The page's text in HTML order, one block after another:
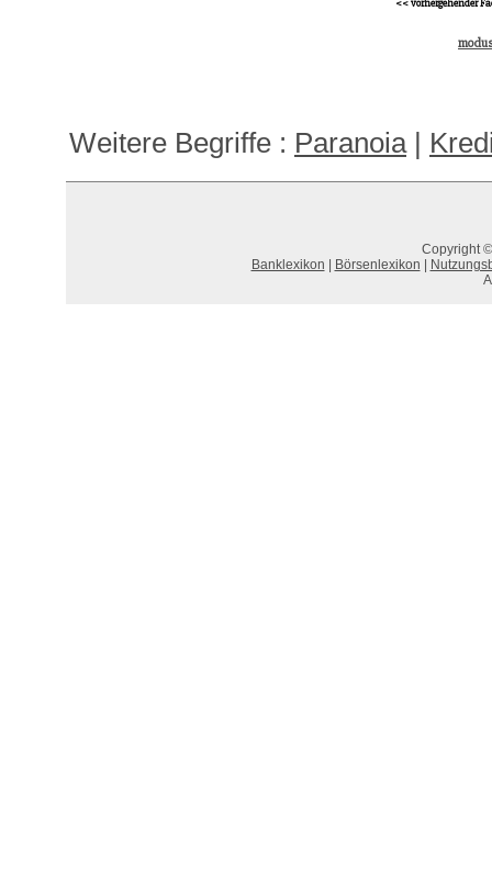
<< vorhergehender
Weitere Begriffe : Paranoia|
Copyright
Banklexikon
Börsenlexikon